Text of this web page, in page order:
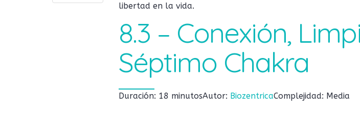
libertad en la vida.
8.3 – Conexión,
Séptimo Chakra
Duración: 18 minutosAutor: BiozentricaComplejidad: Media